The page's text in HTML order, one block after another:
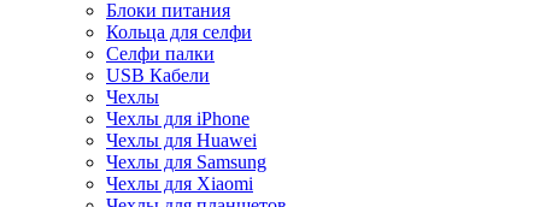
Блоки питания
Кольца для селфи
Селфи палки
USB Кабели
Чехлы
Чехлы для iPhone
Чехлы для Huawei
Чехлы для Samsung
Чехлы для Xiaomi